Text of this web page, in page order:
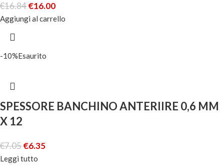
€16.84€16.00
Aggiungi al carrello
-10%Esaurito
SPESSORE BANCHINO ANTERIIRE 0,6 MM
X 12
€7.05€6.35
Leggi tutto